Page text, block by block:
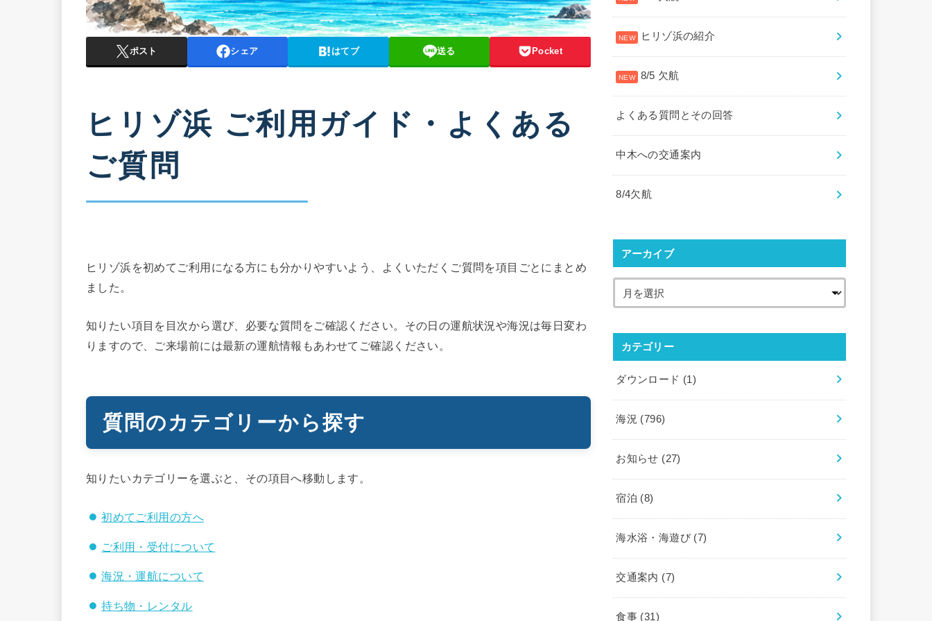
ポスト シェア はてブ 送る Pocket
ヒリゾ浜 ご利用ガイド・よくある
ご質問
ヒリゾ浜を初めてご利用になる方にも分かりやすいよう、よくいただくご質問を項目ごとにまとめ
ました。
知りたい項目を目次から選び、必要な質問をご確認ください。その日の運航状況や海況は毎日変わ
りますので、ご来場前には最新の運航情報もあわせてご確認ください。
質問のカテゴリーから探す
知りたいカテゴリーを選ぶと、その項目へ移動します。
初めてご利用の方へ
ご利用・受付について
海況・運航について
持ち物・レンタル
ヒリゾ浜の紹介
8/5 欠航
よくある質問とその回答
中木への交通案内
8/4欠航
アーカイブ
カテゴリー
ダウンロード (1)
海況 (796)
お知らせ (27)
宿泊 (8)
海水浴・海遊び (7)
交通案内 (7)
食事 (31)